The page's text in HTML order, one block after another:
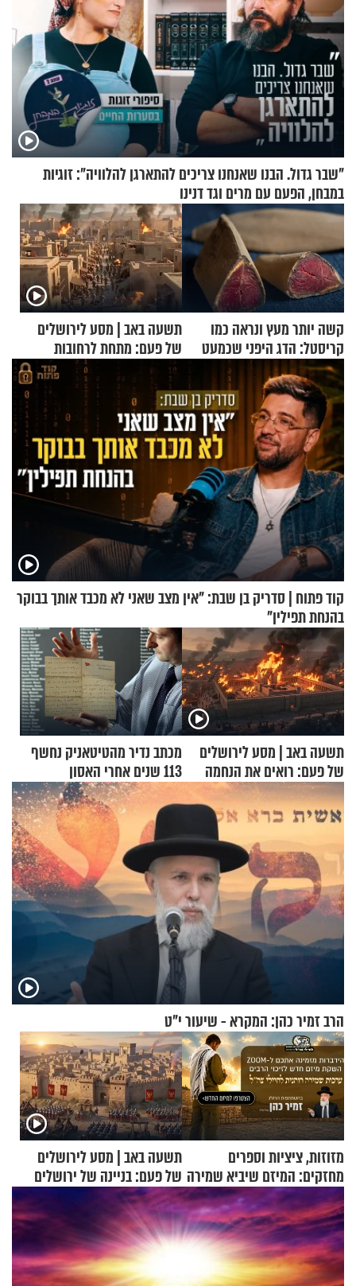
"שבר גדול. הבנו שאנחנו צריכים להתארגן להלוויה": זוגיות
במבחן, הפעם עם מרים וגד דנינו
קשה יותר מעץ ונראה כמו
קריסטל: הדג היפני שכמעט
בלתי אפשרי לחתוך
תשעה באב | מסע לירושלים
של פעם: מתחת לרחובות
ירושלים
קוד פתוח | סדריק בן שבת: "אין מצב שאני לא מכבד אותך בבוקר
בהנחת תפילין"
תשעה באב | מסע לירושלים
של פעם: רואים את הנחמה
מכתב נדיר מהטיטאניק נחשף
113 שנים אחרי האסון
הרב זמיר כהן: המקרא - שיעור י"ט
מזוזות, ציציות וספרים
מחזקים: המיזם שיביא שמירה
רוחנית לאלפי חיילי צה"ל
תשעה באב | מסע לירושלים
של פעם: בניינה של ירושלים